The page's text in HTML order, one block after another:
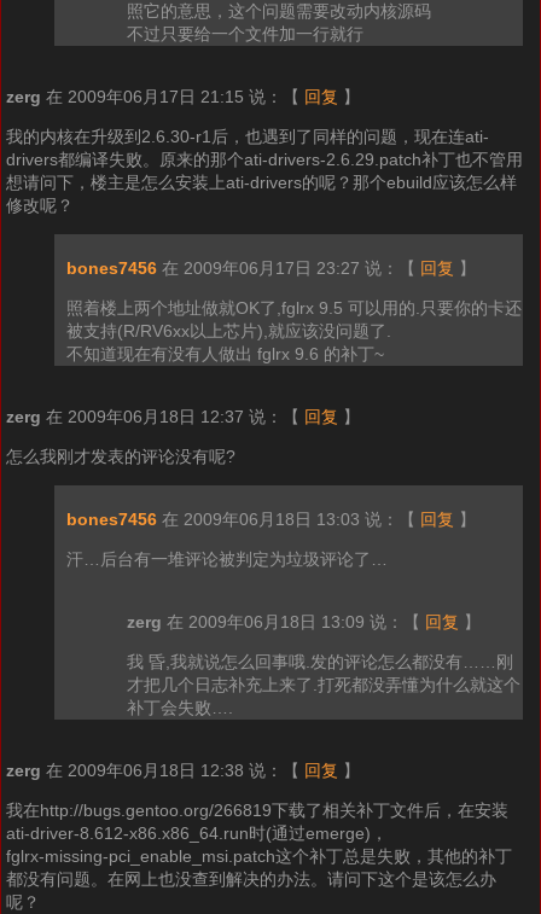
照它的意思，这个问题需要改动内核源码
不过只要给一个文件加一行就行
zerg 在 2009年06月17日 21:15 说： 【 回复 】
我的内核在升级到2.6.30-r1后，也遇到了同样的问题，现在连ati-
drivers都编译失败。原来的那个ati-drivers-2.6.29.patch补丁也不管用
想请问下，楼主是怎么安装上ati-drivers的呢？那个ebuild应该怎么样
修改呢？
bones7456 在 2009年06月17日 23:27 说： 【 回复 】
照着楼上两个地址做就OK了,fglrx 9.5 可以用的.只要你的卡还
被支持(R/RV6xx以上芯片),就应该没问题了.
不知道现在有没有人做出 fglrx 9.6 的补丁~
zerg 在 2009年06月18日 12:37 说： 【 回复 】
怎么我刚才发表的评论没有呢?
bones7456 在 2009年06月18日 13:03 说： 【 回复 】
汗…后台有一堆评论被判定为垃圾评论了…
zerg 在 2009年06月18日 13:09 说： 【 回复 】
我 昏,我就说怎么回事哦.发的评论怎么都没有……刚
才把几个日志补充上来了.打死都没弄懂为什么就这个
补丁会失败….
zerg 在 2009年06月18日 12:38 说： 【 回复 】
我在http://bugs.gentoo.org/266819下载了相关补丁文件后，在安装
ati-driver-8.612-x86.x86_64.run时(通过emerge)，
fglrx-missing-pci_enable_msi.patch这个补丁总是失败，其他的补丁
都没有问题。在网上也没查到解决的办法。请问下这个是该怎么办
呢？